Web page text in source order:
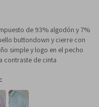
de 93% algodón y 7%
buttondown y cierre con
simple y logo en el pecho
contraste de cinta